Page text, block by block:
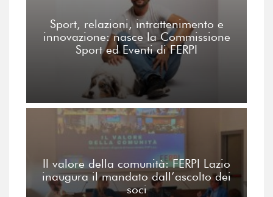
Sport, relazioni, intrattenimento e
innovazione: nasce la Commissione
Sport ed Eventi di FERPI
Il valore della comunità: FERPI Lazio
inaugura il mandato dall’ascolto dei
soci